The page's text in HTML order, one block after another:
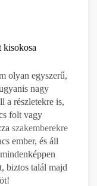
kisokosa
olyan egyszerű,
nagy
a részletekre is,
folt vagy
szakemberekre
ember, és áll
biztos talál majd